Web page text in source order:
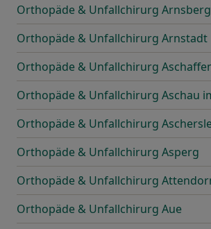
Orthopäde & Unfallchirurg Arnsberg
Orthopäde & Unfallchirurg Arnstadt
Orthopäde & Unfallchirurg
Orthopäde & Unfallchirurg Aschau
Orthopäde & Unfallchirurg
Orthopäde & Unfallchirurg Asperg
Orthopäde & Unfallchirurg
Orthopäde & Unfallchirurg Aue